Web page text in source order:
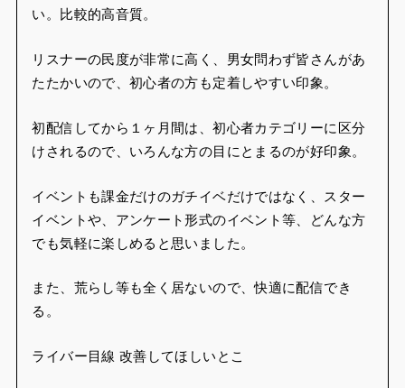
い。比較的高音質。
リスナーの民度が非常に高く、男女問わず皆さんがあ
たたかいので、初心者の方も定着しやすい印象。
初配信してから１ヶ月間は、初心者カテゴリーに区分
けされるので、いろんな方の目にとまるのが好印象。
イベントも課金だけのガチイベだけではなく、スター
イベントや、アンケート形式のイベント等、どんな方
でも気軽に楽しめると思いました。
また、荒らし等も全く居ないので、快適に配信でき
る。
ライバー目線 改善してほしいとこ